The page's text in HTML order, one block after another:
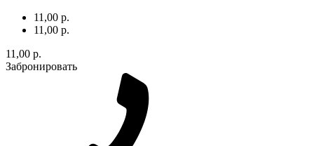
11,00 р.
11,00 р.
11,00 р.
Забронировать